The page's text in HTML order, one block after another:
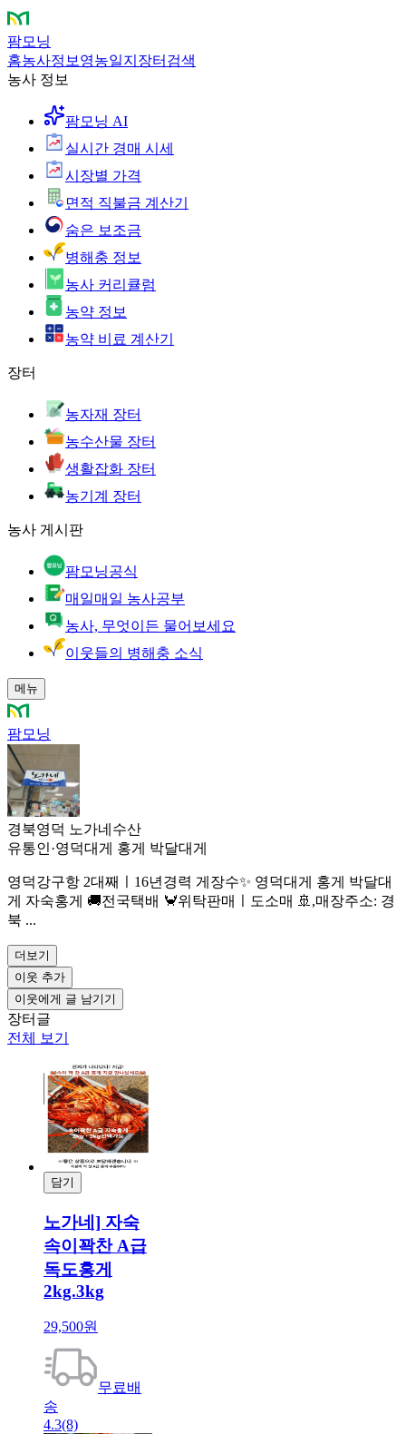
팜모닝
홈농사정보 영농일지 장터 검색
농사 정보
팜모닝 AI
실시간 경매 시세
시장별 가격
면적 직불금 계산기
숨은 보조금
병해충 정보
농사 커리큘럼
농약 정보
농약 비료 계산기
장터
농자재 장터
농수산물 장터
생활잡화 장터
농기계 장터
농사 게시판
팜모닝공식
매일매일 농사공부
농사, 무엇이든 물어보세요
이웃들의 병해충 소식
메뉴
팜모닝
경북영덕 노가네수산
유통인·영덕대게 홍게 박달대게
영덕강구항 2대째ㅣ16년경력 게장수✨️ 영덕대게 홍게 박달대
게 자숙홍게 🚚전국택배 🦀위탁판매ㅣ도소매 🚢,매장주소: 경
북 ...
더보기
이웃 추가
이웃에게 글 남기기
장터글
전체 보기
결제
담기
노가네] 자숙
속이꽉찬 A급
독도홍게
2kg.3kg
29,500원
무료배
송
4.3(8)